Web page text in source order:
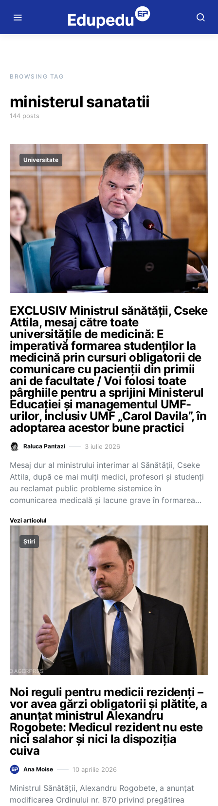
BROWSING TAG
ministerul sanatatii
144 posts
Universitate
EXCLUSIV Ministrul sănătății, Cseke
Attila, mesaj către toate
universitățile de medicină: E
imperativă formarea studenților la
medicină prin cursuri obligatorii de
comunicare cu pacienții din primii
ani de facultate / Voi folosi toate
pârghiile pentru a sprijini Ministerul
Educației și managementul UMF-
urilor, inclusiv UMF „Carol Davila”, în
adoptarea acestor bune practici
Raluca Pantazi 3 iulie 2026
Mesaj dur al ministrului interimar al Sănătății, Cseke
Attila, după ce mai mulți medici, profesori și studenți
au reclamat public probleme sistemice în
comunicarea medicală și lacune grave în formarea…
Vezi articolul
Știri
Noi reguli pentru medicii rezidenți –
vor avea gărzi obligatorii și plătite, a
anunțat ministrul Alexandru
Rogobete: Medicul rezident nu este
nici salahor și nici la dispoziția
cuiva
Ana Moise 10 aprilie 2026
Ministrul Sănătății, Alexandru Rogobete, a anunțat
modificarea Ordinului nr. 870 privind pregătirea